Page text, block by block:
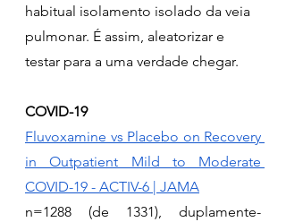
habitual isolamento isolado da veia
pulmonar. É assim, aleatorizar e
testar para a uma verdade chegar.
COVID-19
Fluvoxamine vs Placebo on Recovery
in Outpatient Mild to Moderate
COVID-19 - ACTIV-6 | JAMA
n=1288 (de 1331), duplamente-